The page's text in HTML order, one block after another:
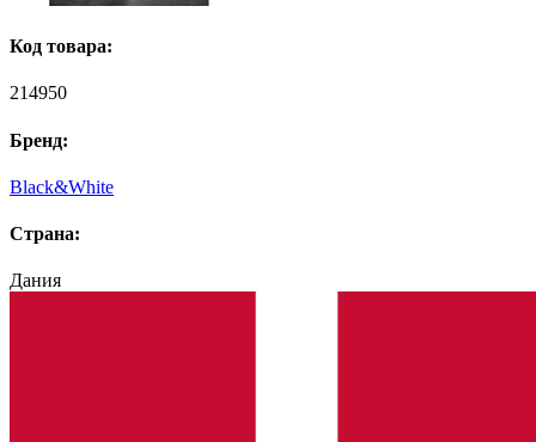
Код товара:
214950
Бренд:
Black&White
Страна:
Дания